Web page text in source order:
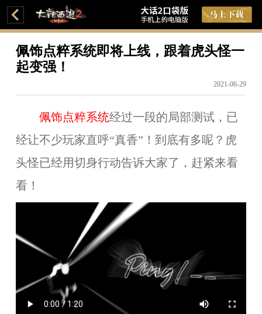
佩饰点粹系统即将上线，跟着虎头怪一
起变强！
2021-06-29
佩饰点粹系统经过一段的局部测试，已
经让不少玩家直呼“真香”！到底有多呢？虎
头怪已经用切身行动告诉大家了，赶紧来看
看！